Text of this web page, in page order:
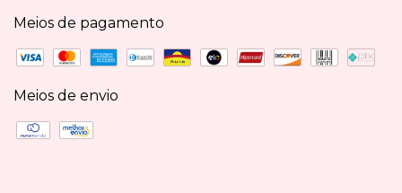
Meios de pagamento
Meios de envio